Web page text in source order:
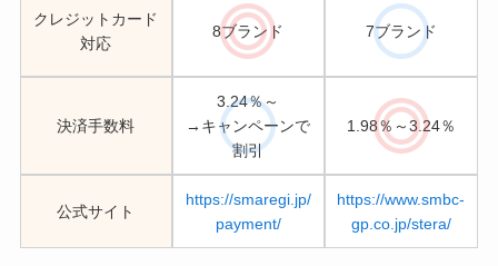
クレジットカード
対応
8ブランド 7ブランド
決済手数料
3.24％～
→キャンペーンで
割引
1.98％～3.24％
公式サイト
https://smaregi.jp/
payment/
https://www.smbc-
gp.co.jp/stera/